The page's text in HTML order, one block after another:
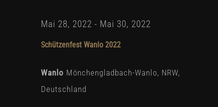
Schützenfest Wanlo 2022
Mai 28, 2022 - Mai 30, 2022
Wanlo Mönchengladbach-Wanlo, NRW,
Deutschland